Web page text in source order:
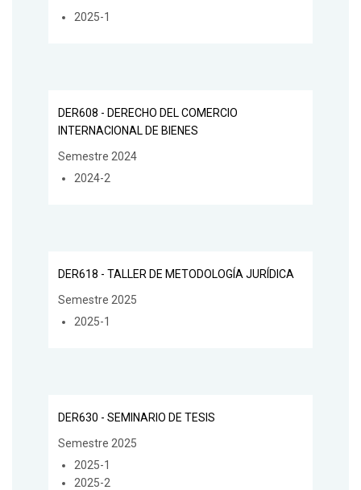
2025-1
DER608 - DERECHO DEL COMERCIO
INTERNACIONAL DE BIENES
Semestre 2024
2024-2
DER618 - TALLER DE METODOLOGÍA JURÍDICA
Semestre 2025
2025-1
DER630 - SEMINARIO DE TESIS
Semestre 2025
2025-1
2025-2